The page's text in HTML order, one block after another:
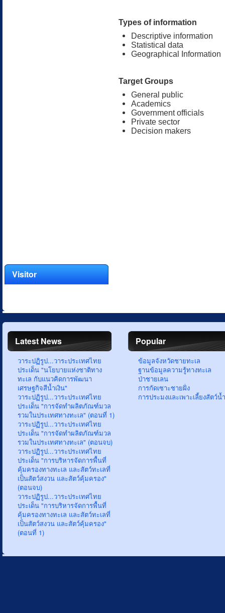
Visitor
Types of information
Descriptive information
Statistical data
Geographical Information
Target Groups
General public
Academics
Government officials
Private sector
Decision makers
Latest News
วาระปฏิรูป...วาระประเทศไทย
ประเด็น "นโยบายแห่งชาติทาง
ทะเล กับแนวคิดการพัฒนา
เศรษฐกิจสีน้ำเงิน"
วาระปฏิรูป...วาระประเทศไทย
ประเด็น "การจัดทำผลิตภัณฑ์มวล
รวมในประเทศทางทะเล" (ตอนที่ 1)
วาระปฏิรูป...วาระประเทศไทย
ประเด็น "การจัดทำผลิตภัณฑ์มวล
รวมในประเทศทางทะเล" (ตอนจบ)
วาระปฏิรูป...วาระประเทศไทย
ประเด็น "การบริหารจัดการพื้นที่
คุ้มครองทางทะเล และสัตว์ทะเลที่
เป็นสัตว์สงวน และสัตว์คุ้มครอง"
(ตอนจบ)
วาระปฏิรูป...วาระประเทศไทย
ประเด็น "การบริหารจัดการพื้นที่
คุ้มครองทางทะเล และสัตว์ทะเลที่
เป็นสัตว์สงวน และสัตว์คุ้มครอง"
(ตอนที่ 1)
Popular
ข้อมูลจังหวัดชายทะเล
ฐานข้อมูลความรู้ทางทะเล
ป่าชายเลน
การกัดเซาะชายฝั่ง
การประมงและเพาะเลี้ยงสัตว์น้ำ